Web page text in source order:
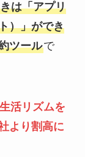
は「アプリ
）」ができ
ツールで
活リズムを
より割高に